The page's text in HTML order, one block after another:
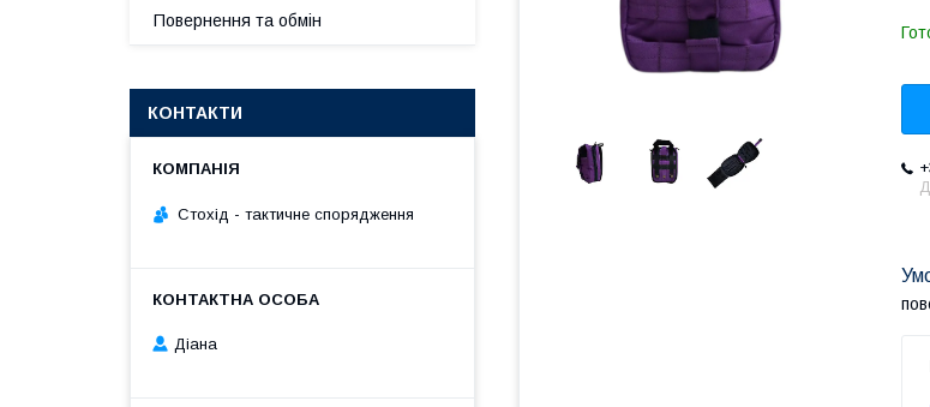
Повернення та обмін
КОНТАКТИ
Стохід - тактичне спорядження
Діана